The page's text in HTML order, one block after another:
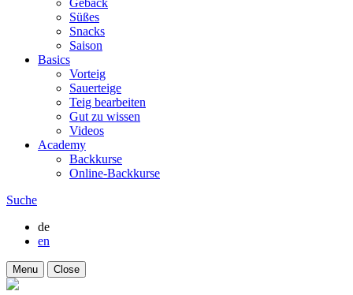
Gebäck
Süßes
Snacks
Saison
Basics
Vorteig
Sauerteige
Teig bearbeiten
Gut zu wissen
Videos
Academy
Backkurse
Online-Backkurse
Suche
de
en
Menu Close